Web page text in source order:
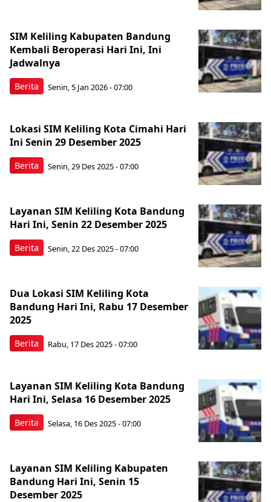
Berita
SIM Keliling Kabupaten Bandung
Kembali Beroperasi Hari Ini, Ini
Jadwalnya
Senin, 5 Jan 2026 - 07:00
Berita
Lokasi SIM Keliling Kota Cimahi Hari
Ini Senin 29 Desember 2025
Senin, 29 Des 2025 - 07:00
Berita
Layanan SIM Keliling Kota Bandung
Hari Ini, Senin 22 Desember 2025
Senin, 22 Des 2025 - 07:00
Berita
Dua Lokasi SIM Keliling Kota
Bandung Hari Ini, Rabu 17 Desember
2025
Rabu, 17 Des 2025 - 07:00
Berita
Layanan SIM Keliling Kota Bandung
Hari Ini, Selasa 16 Desember 2025
Selasa, 16 Des 2025 - 07:00
Layanan SIM Keliling Kabupaten
Bandung Hari Ini, Senin 15
Desember 2025